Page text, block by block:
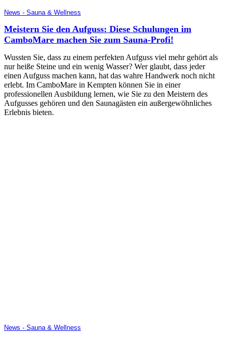
News - Sauna & Wellness
Meistern Sie den Aufguss: Diese Schulungen im
CamboMare machen Sie zum Sauna-Profi!
Wussten Sie, dass zu einem perfekten Aufguss viel mehr gehört als
nur heiße Steine und ein wenig Wasser? Wer glaubt, dass jeder
einen Aufguss machen kann, hat das wahre Handwerk noch nicht
erlebt. Im CamboMare in Kempten können Sie in einer
professionellen Ausbildung lernen, wie Sie zu den Meistern des
Aufgusses gehören und den Saunagästen ein außergewöhnliches
Erlebnis bieten.
News - Sauna & Wellness